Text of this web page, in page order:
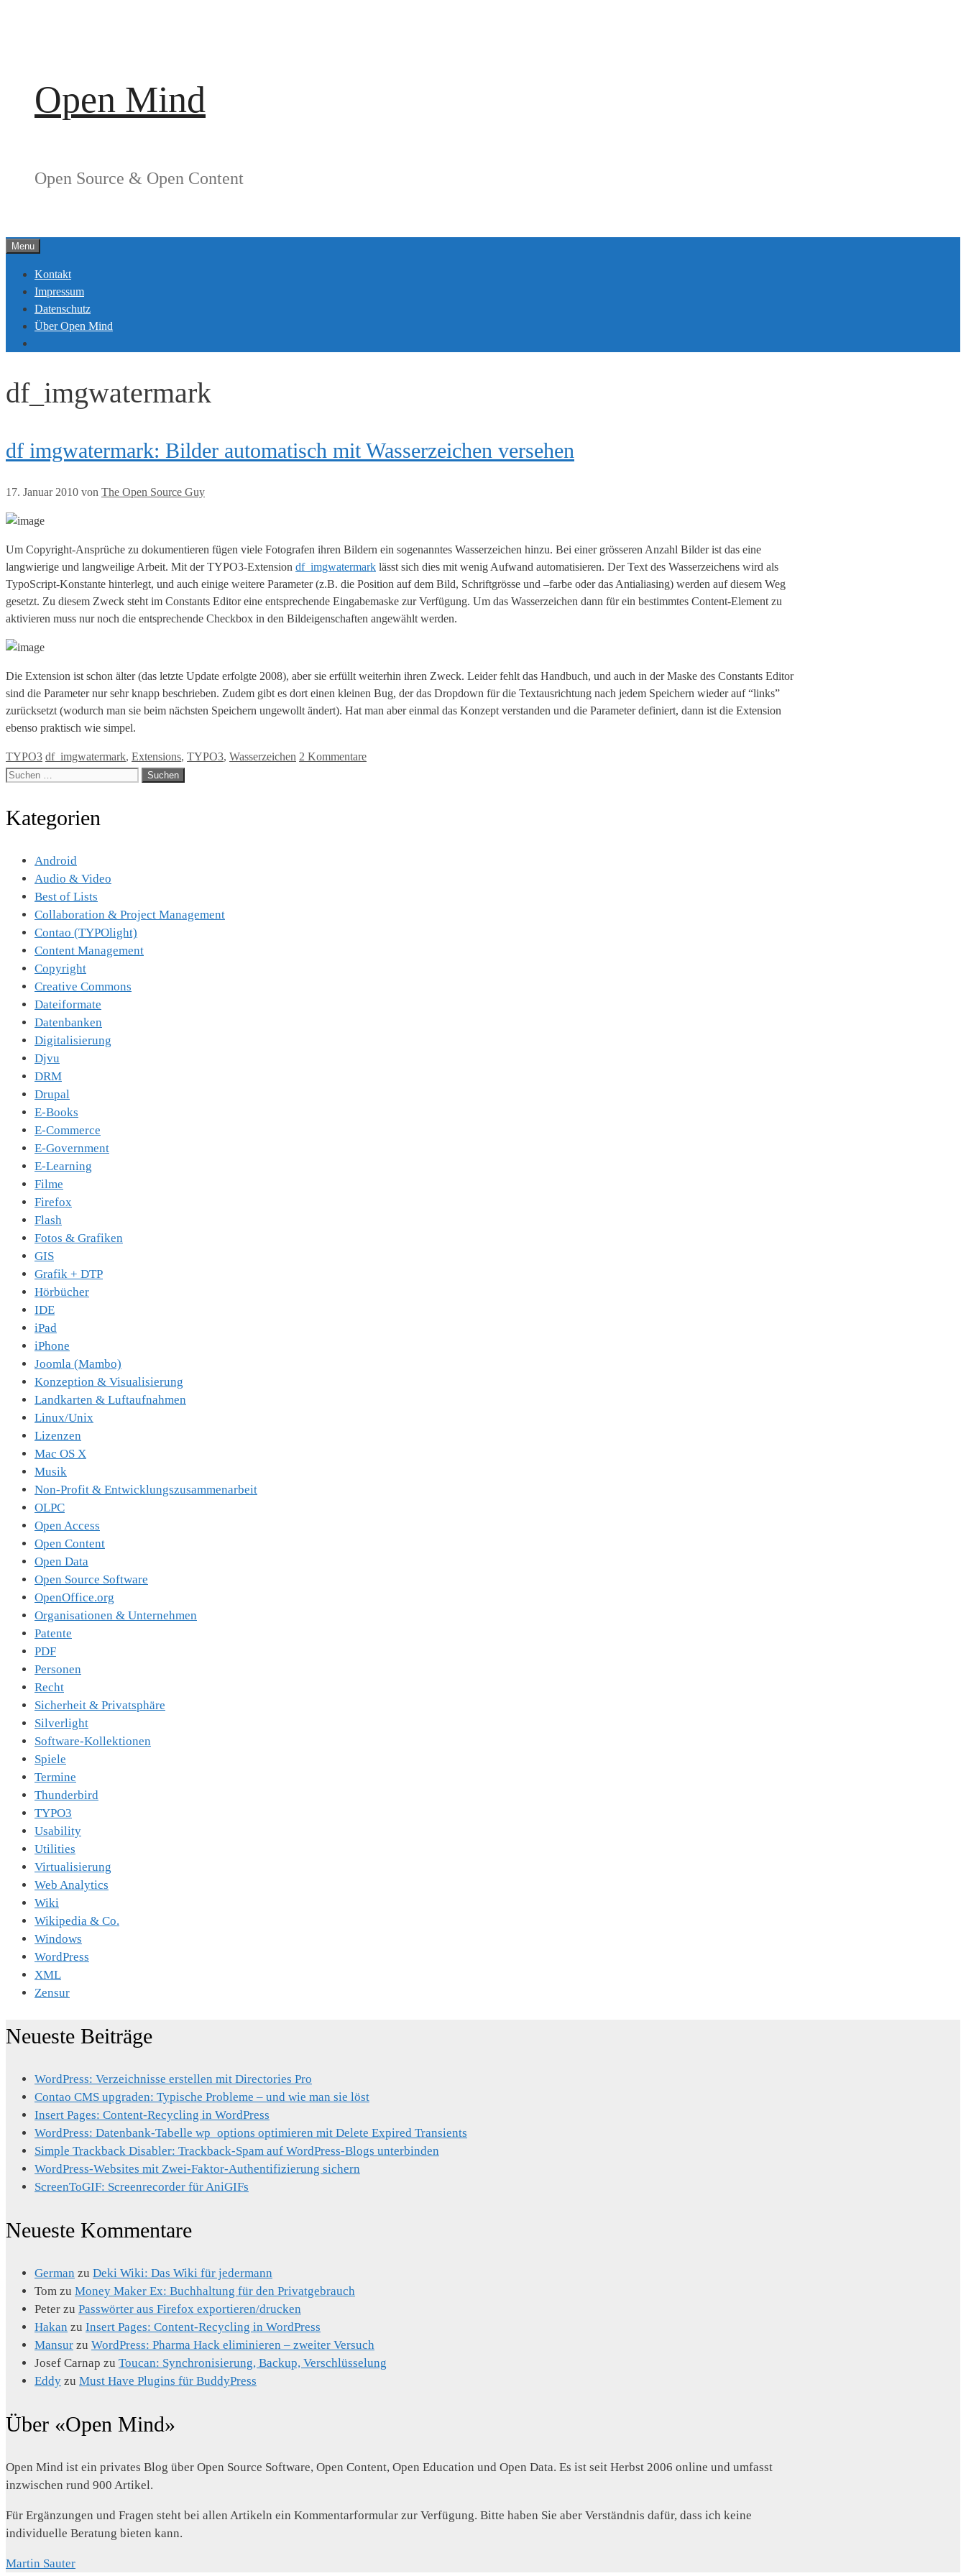
Open Mind
Open Source & Open Content
Menu
Kontakt
Impressum
Datenschutz
Über Open Mind
df_imgwatermark
df imgwatermark: Bilder automatisch mit Wasserzeichen versehen
17. Januar 2010 von The Open Source Guy
Um Copyright-Ansprüche zu dokumentieren fügen viele Fotografen ihren Bildern ein sogenanntes Wasserzeichen hinzu. Bei einer grösseren Anzahl Bilder ist das eine
langwierige und langweilige Arbeit. Mit der TYPO3-Extension df_imgwatermark lässt sich dies mit wenig Aufwand automatisieren. Der Text des Wasserzeichens wird als
TypoScript-Konstante hinterlegt, und auch einige weitere Parameter (z.B. die Position auf dem Bild, Schriftgrösse und –farbe oder das Antialiasing) werden auf diesem Weg
gesetzt. Zu diesem Zweck steht im Constants Editor eine entsprechende Eingabemaske zur Verfügung. Um das Wasserzeichen dann für ein bestimmtes Content-Element zu
aktivieren muss nur noch die entsprechende Checkbox in den Bildeigenschaften angewählt werden.
Die Extension ist schon älter (das letzte Update erfolgte 2008), aber sie erfüllt weiterhin ihren Zweck. Leider fehlt das Handbuch, und auch in der Maske des Constants Editor
sind die Parameter nur sehr knapp beschrieben. Zudem gibt es dort einen kleinen Bug, der das Dropdown für die Textausrichtung nach jedem Speichern wieder auf “links”
zurücksetzt (wodurch man sie beim nächsten Speichern ungewollt ändert). Hat man aber einmal das Konzept verstanden und die Parameter definiert, dann ist die Extension
ebenso praktisch wie simpel.
Kategorien
TYPO3 Tags
df_imgwatermark, Extensions, TYPO3, Wasserzeichen 2 Kommentare
Suche
Kategorien
Android
Audio & Video
Best of Lists
Collaboration & Project Management
Contao (TYPOlight)
Content Management
Copyright
Creative Commons
Dateiformate
Datenbanken
Digitalisierung
Djvu
DRM
Drupal
E-Books
E-Commerce
E-Government
E-Learning
Filme
Firefox
Flash
Fotos & Grafiken
GIS
Grafik + DTP
Hörbücher
IDE
iPad
iPhone
Joomla (Mambo)
Konzeption & Visualisierung
Landkarten & Luftaufnahmen
Linux/Unix
Lizenzen
Mac OS X
Musik
Non-Profit & Entwicklungszusammenarbeit
OLPC
Open Access
Open Content
Open Data
Open Source Software
OpenOffice.org
Organisationen & Unternehmen
Patente
PDF
Personen
Recht
Sicherheit & Privatsphäre
Silverlight
Software-Kollektionen
Spiele
Termine
Thunderbird
TYPO3
Usability
Utilities
Virtualisierung
Web Analytics
Wiki
Wikipedia & Co.
Windows
WordPress
XML
Zensur
Neueste Beiträge
WordPress: Verzeichnisse erstellen mit Directories Pro
Contao CMS upgraden: Typische Probleme – und wie man sie löst
Insert Pages: Content-Recycling in WordPress
WordPress: Datenbank-Tabelle wp_options optimieren mit Delete Expired Transients
Simple Trackback Disabler: Trackback-Spam auf WordPress-Blogs unterbinden
WordPress-Websites mit Zwei-Faktor-Authentifizierung sichern
ScreenToGIF: Screenrecorder für AniGIFs
Neueste Kommentare
German zu Deki Wiki: Das Wiki für jedermann
Tom zu Money Maker Ex: Buchhaltung für den Privatgebrauch
Peter zu Passwörter aus Firefox exportieren/drucken
Hakan zu Insert Pages: Content-Recycling in WordPress
Mansur zu WordPress: Pharma Hack eliminieren – zweiter Versuch
Josef Carnap zu Toucan: Synchronisierung, Backup, Verschlüsselung
Eddy zu Must Have Plugins für BuddyPress
Über «Open Mind»
Open Mind ist ein privates Blog über Open Source Software, Open Content, Open Education und Open Data. Es ist seit Herbst 2006 online und umfasst
inzwischen rund 900 Artikel.
Für Ergänzungen und Fragen steht bei allen Artikeln ein Kommentarformular zur Verfügung. Bitte haben Sie aber Verständnis dafür, dass ich keine
individuelle Beratung bieten kann.
Martin Sauter